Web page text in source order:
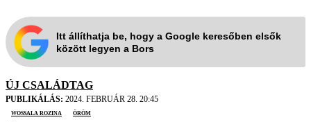
Itt állíthatja be, hogy a Google keresőben elsők
között legyen a Bors
ÚJ CSALÁDTAG
PUBLIKÁLÁS: 2024. FEBRUÁR 28. 20:45
Wossala Rozina
öröm